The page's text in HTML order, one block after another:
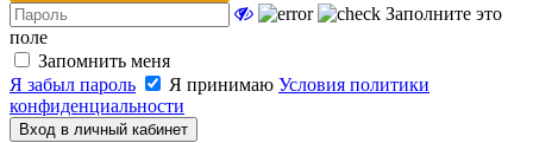
Заполните это
поле
Запомнить меня
Я забыл пароль
Я принимаю Условия политики
конфиденциальности
Вход в личный кабинет